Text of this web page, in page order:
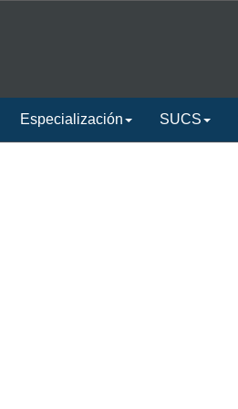
Especialización SUCS